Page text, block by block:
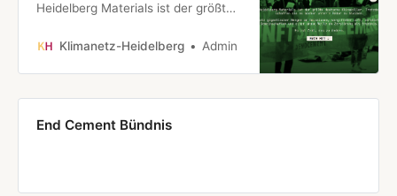
Heidelberg Materials ist der größte
schaffen sie es bisher unter’m
Mengen an Emissionen, vergifteter
Luft, zerstörten Gemeinschaften
Zerstörung als Ergebnis. Es ist Zeit,
Klimanetz-Heidelberg Admin
End Cement Bündnis